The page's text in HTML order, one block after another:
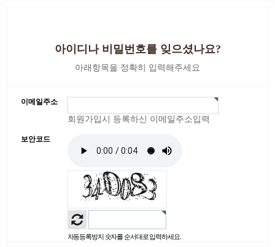
아이디나 비밀번호를 잊으셨나요?
아래항목을 정확히 입력해주세요
이메일주소
회원가입시 등록하신 이메일주소입력
보안코드
자동등록방지 숫자를 순서대로 입력하세요.